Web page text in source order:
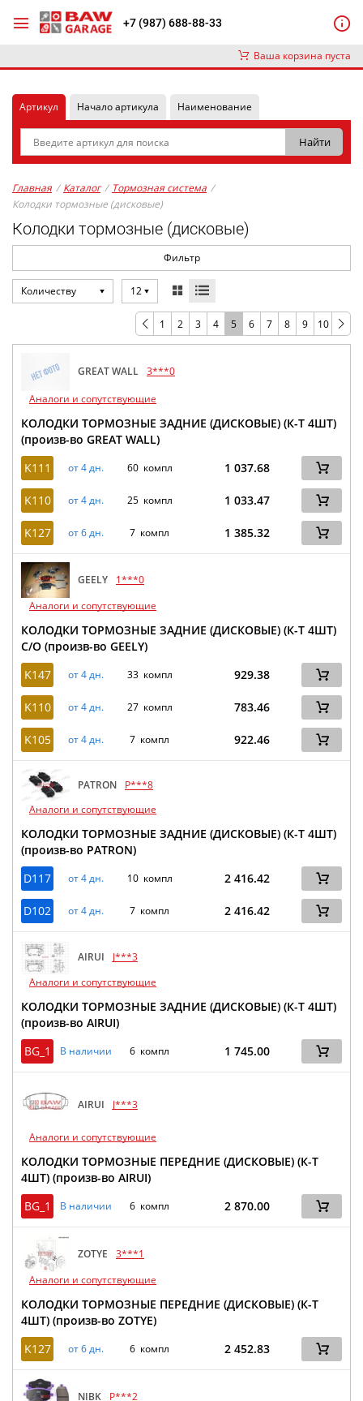
+7 (987) 688-88-33
Ваша корзина пуста
Артикул Начало артикула Наименование
Главная / Каталог / Тормозная система /
Колодки тормозные (дисковые)
Колодки тормозные (дисковые)
Фильтр
Количеству 12
1 2 3 4 5 6 7 8 9 10
GREAT WALL 3***0
Аналоги и сопутствующие
КОЛОДКИ ТОРМОЗНЫЕ ЗАДНИЕ (ДИСКОВЫЕ) (К-Т 4ШТ)
(произв-во GREAT WALL)
K111
от 4 дн. 60 компл 1 037.68
K110 от 4 дн. 25 компл 1 033.47
K127 от 6 дн. 7 компл 1 385.32
GEELY
1***0
Аналоги и сопутствующие
КОЛОДКИ ТОРМОЗНЫЕ ЗАДНИЕ (ДИСКОВЫЕ) (К-Т 4ШТ)
С/О (произв-во GEELY)
K147
от 4 дн. 33 компл 929.38
K110 от 4 дн. 27 компл 783.46
K105 от 4 дн. 7 компл 922.46
PATRON
P***8
Аналоги и сопутствующие
КОЛОДКИ ТОРМОЗНЫЕ ЗАДНИЕ (ДИСКОВЫЕ) (К-Т 4ШТ)
(произв-во PATRON)
D117
от 4 дн. 10 компл 2 416.42
D102 от 4 дн. 7 компл 2 416.42
AIRUI
J***3
Аналоги и сопутствующие
КОЛОДКИ ТОРМОЗНЫЕ ЗАДНИЕ (ДИСКОВЫЕ) (К-Т 4ШТ)
(произв-во AIRUI)
BG_1
В наличии 6 компл 1 745.00
AIRUI J***3
Аналоги и сопутствующие
КОЛОДКИ ТОРМОЗНЫЕ ПЕРЕДНИЕ (ДИСКОВЫЕ) (К-Т
4ШТ) (произв-во AIRUI)
BG_1
В наличии 6 компл 2 870.00
ZOTYE
3***1
Аналоги и сопутствующие
КОЛОДКИ ТОРМОЗНЫЕ ПЕРЕДНИЕ (ДИСКОВЫЕ) (К-Т
4ШТ) (произв-во ZOTYE)
K127
от 6 дн. 6 компл 2 452.83
NIBK
P***2